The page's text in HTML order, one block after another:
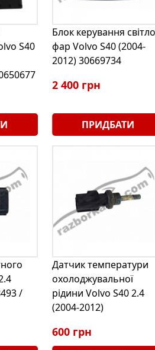
S40
Блок керування
фар Volvo S40 (2004-
2012) 30669734
2 400 грн
ПРИДБАТИ
/
Датчик температури
охолоджувальної
рідини Volvo S40 2.4
(2004-2012)
600 грн